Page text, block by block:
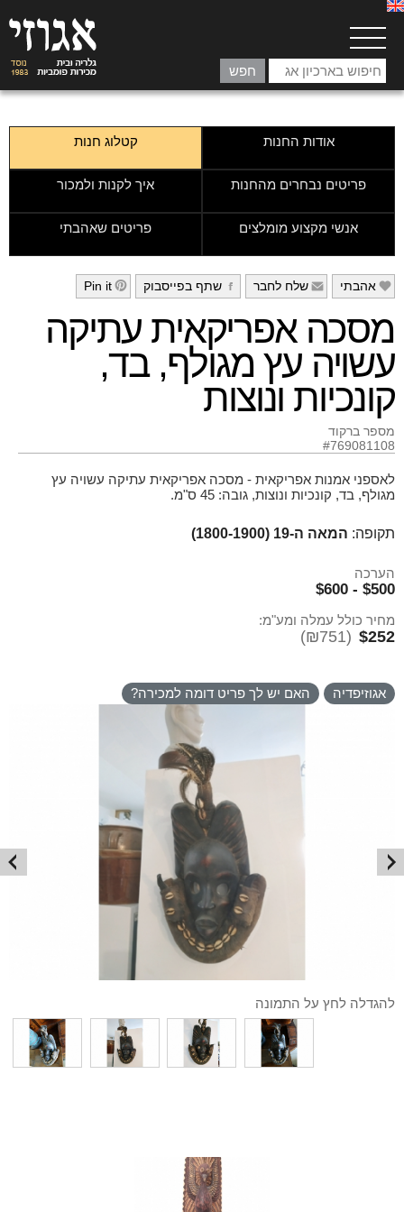
אודות החנות קטלוג חנות
פריטים נבחרים מהחנות איך לקנות ולמכור
אנשי מקצוע מומלצים פריטים שאהבתי
e אהבתי f שלח לחבר g שתף בפייסבוק h
Pin it
מסכה אפריקאית עתיקה
עשויה עץ מגולף, בד,
קונכיות ונוצות
מספר ברקוד
#769081108
לאספני אמנות אפריקאית - מסכה אפריקאית עתיקה עשויה עץ
מגולף, בד, קונכיות ונוצות, גובה: 45 ס"מ.
תקופה: המאה ה-19 (1800-1900)
הערכה
$500 - $600
מחיר כולל עמלה ומע"מ:
$252
(₪751)
אגוזיפדיה האם יש לך פריט דומה למכירה?
להגדלה לחץ על התמונה